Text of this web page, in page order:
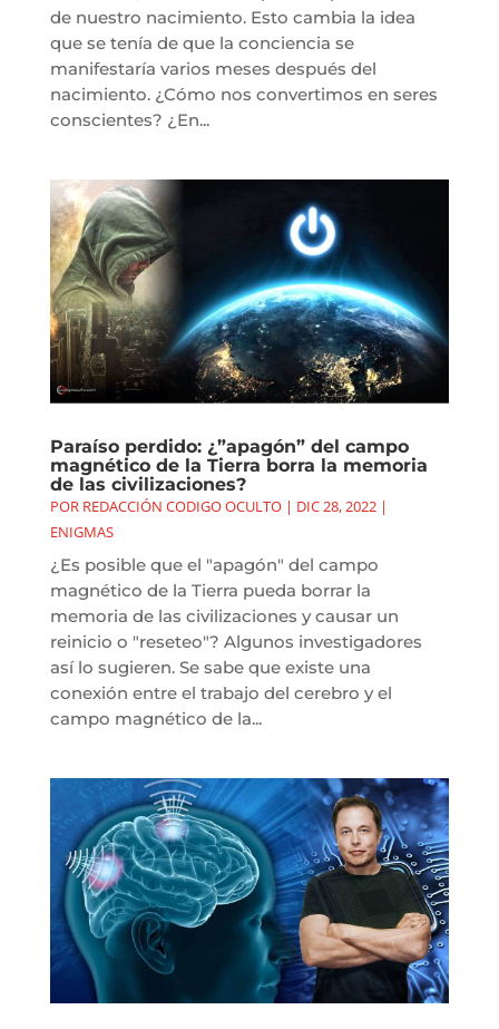
de nuestro nacimiento. Esto cambia la idea
que se tenía de que la conciencia se
manifestaría varios meses después del
nacimiento. ¿Cómo nos convertimos en seres
conscientes? ¿En...
Paraíso perdido: ¿”apagón” del campo
magnético de la Tierra borra la memoria
de las civilizaciones?
POR REDACCIÓN CODIGO OCULTO| DIC 28, 2022|
ENIGMAS
¿Es posible que el "apagón" del campo
magnético de la Tierra pueda borrar la
memoria de las civilizaciones y causar un
reinicio o "reseteo"? Algunos investigadores
así lo sugieren. Se sabe que existe una
conexión entre el trabajo del cerebro y el
campo magnético de la...